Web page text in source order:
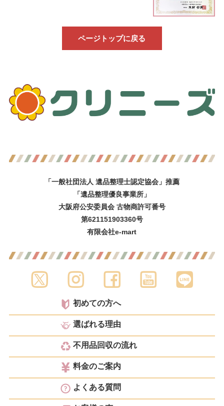
ページトップに戻る
「一般社団法人 遺品整理士認定協会」推薦
「遺品整理優良事業所」
大阪府公安委員会 古物商許可番号
第621151903360号
有限会社e-mart
初めての方へ
選ばれる理由
不用品回収の流れ
料金のご案内
よくある質問